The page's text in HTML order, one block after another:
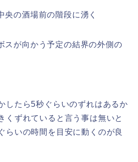
の酒場前の階段に湧く
スが向かう予定の結界の外側の
したら5秒ぐらいのずれはあるか
くずれていると言う事は無いと
らいの時間を目安に動くのが良